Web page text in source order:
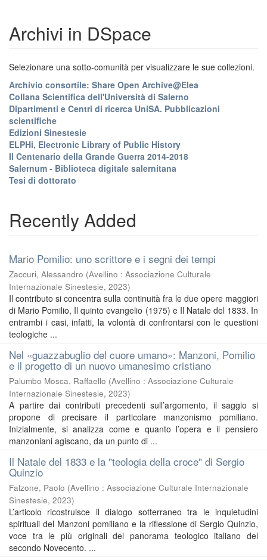
Archivi in DSpace
Selezionare una sotto-comunità per visualizzare le sue collezioni.
Archivio consortile: Share Open Archive@Elea
Collana Scientifica dell'Università di Salerno
Dipartimenti e Centri di ricerca UniSA. Pubblicazioni
scientifiche
Edizioni Sinestesie
ELPHi, Electronic Library of Public History
Il Centenario della Grande Guerra 2014-2018
Salernum - Biblioteca digitale salernitana
Tesi di dottorato
Recently Added
Mario Pomilio: uno scrittore e i segni dei tempi
Zaccuri, Alessandro (Avellino : Associazione Culturale
Internazionale Sinestesie, 2023)
Il contributo si concentra sulla continuità fra le due opere maggiori
di Mario Pomilio, Il quinto evangelio (1975) e Il Natale del 1833. In
entrambi i casi, infatti, la volontà di confrontarsi con le questioni
teologiche ...
Nel «guazzabuglio del cuore umano»: Manzoni, Pomilio
e il progetto di un nuovo umanesimo cristiano
Palumbo Mosca, Raffaello (Avellino : Associazione Culturale
Internazionale Sinestesie, 2023)
A partire dai contributi precedenti sull’argomento, il saggio si
propone di precisare il particolare manzonismo pomiliano.
Inizialmente, si analizza come e quanto l’opera e il pensiero
manzoniani agiscano, da un punto di ...
Il Natale del 1833 e la "teologia della croce" di Sergio
Quinzio
Falzone, Paolo (Avellino : Associazione Culturale Internazionale
Sinestesie, 2023)
L’articolo ricostruisce il dialogo sotterraneo tra le inquietudini
spirituali del Manzoni pomiliano e la riflessione di Sergio Quinzio,
voce tra le più originali del panorama teologico italiano del
secondo Novecento. ...